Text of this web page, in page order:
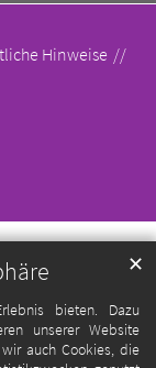
bieten. Dazu
unserer Website
auch Cookies, die
✕
Hinweise